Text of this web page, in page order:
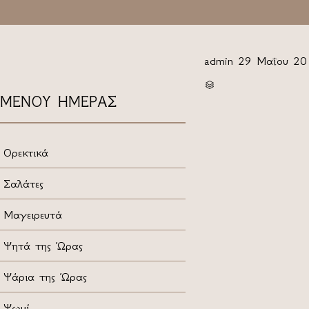
admin 29 Μαΐου

ΜΕΝΟΥ ΗΜΕΡΑΣ
Ορεκτικά
Σαλάτες
Μαγειρευτά
Ψητά της Ώρας
Ψάρια της Ώρας